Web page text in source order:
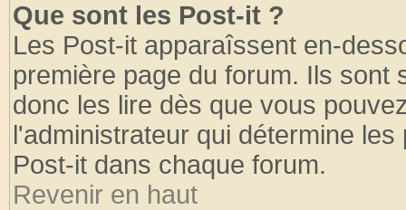
Que sont les Post-it ?
Les Post-it apparaîssent en-
première page du forum. Ils
donc les lire dès que vous
l'administrateur qui détermine
Post-it dans chaque forum.
Revenir en haut